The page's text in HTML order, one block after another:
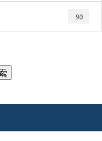
90